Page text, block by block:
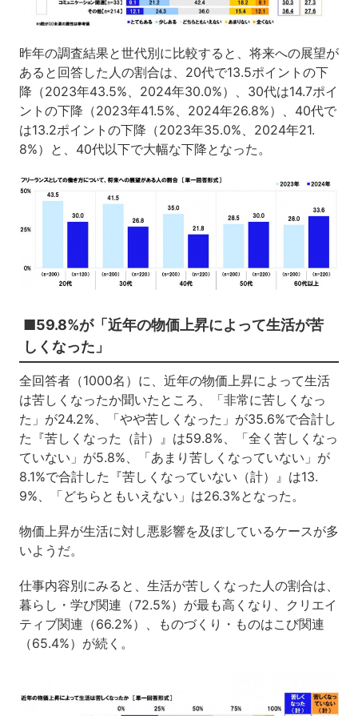
昨年の調査結果と世代別に比較すると、将来への展望が
あると回答した人の割合は、20代で13.5ポイントの下
降（2023年43.5%、2024年30.0%）、30代は14.7ポイ
ントの下降（2023年41.5%、2024年26.8%）、40代で
は13.2ポイントの下降（2023年35.0%、2024年21.
8%）と、40代以下で大幅な下降となった。
■59.8%が「近年の物価上昇によって生活が苦
しくなった」
全回答者（1000名）に、近年の物価上昇によって生活
は苦しくなったか聞いたところ、「非常に苦しくなっ
た」が24.2%、「やや苦しくなった」が35.6%で合計し
た『苦しくなった（計）』は59.8%、「全く苦しくなっ
ていない」が5.8%、「あまり苦しくなっていない」が
8.1%で合計した『苦しくなっていない（計）』は13.
9%、「どちらともいえない」は26.3%となった。
物価上昇が生活に対し悪影響を及ぼしているケースが多
いようだ。
仕事内容別にみると、生活が苦しくなった人の割合は、
暮らし・学び関連（72.5%）が最も高くなり、クリエイ
ティブ関連（66.2%）、ものづくり・ものはこび関連
（65.4%）が続く。